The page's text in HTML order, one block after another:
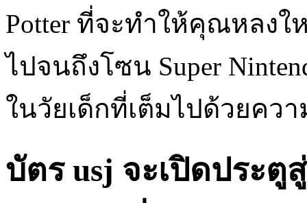
Potter ที่จะทำให้คุณหลงใ
ไปจนถึงโซน Super
ในวัยเด็กที่เต็มไปด้วยคว
บัตร usj จะเปิดประ